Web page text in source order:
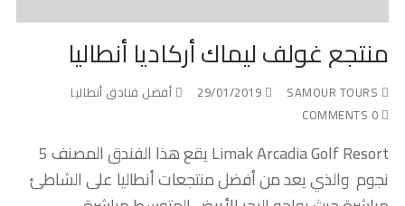
منتجع غولف ليماك أركاديا أنطاليا
29/01/2019
أفضل فنادق أنطاليا
Limak Arcadia Golf Resort يقع هذا الفندق المصنف 5
نجوم والذي يعد من أفضل منتجعات أنطاليا على الشاطئ